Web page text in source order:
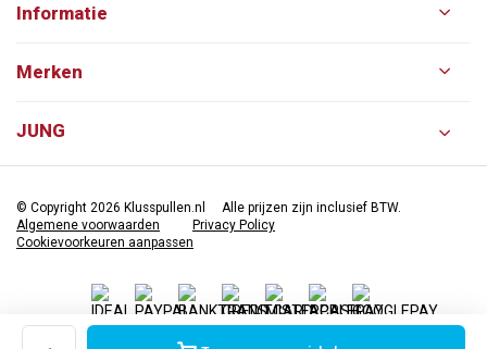
Informatie
Merken
JUNG
© Copyright 2026 Klusspullen.nl
Alle prijzen zijn inclusief BTW.
Algemene voorwaarden
Privacy Policy
Cookievoorkeuren aanpassen